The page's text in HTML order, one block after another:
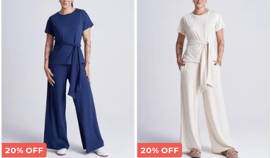
20% OFF 20% OFF